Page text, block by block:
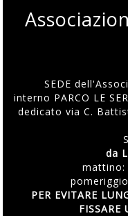
SEDE
interno PARCO LE
dedicato via C.
da
mattino:
PER EVITARE
FISSARE